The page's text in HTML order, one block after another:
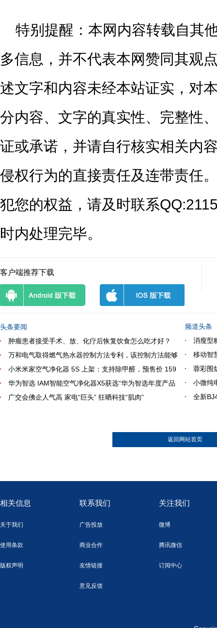
特别提醒： 本网内容转载自其
多信息，并不代表本网赞同其观
述文字和内容未经本站证实，对
分内容、文字的真实性、完整性
证或承诺，并请自行核实相关内
侵权行为的直接责任及连带责任
犯您的权益，请及时联系
时内处理完毕。
客户端推荐下载
头条要闻
肿瘤患者接受手术、放、化疗后恢复饮食怎么吃才好？
万和电气取得燃气热水器控制方法专利，该控制方法能够
小米米家空气净化器 5S 上架：支持除甲醛，预售价 159
华为智选 IAM智能空气净化器X5获选“华为智选年度产品
广交会佛企人气高 家电“巨头” 狂晒科技“肌肉”
频道头条
消瘦型
移动智
蓉彩围
小微纯
全新
返回网站首页
相关信息
关于我们
使用条款
版权声明
联系我们
广告投放
商业合作
友情链接
意见反馈
关注我们
微博
腾讯微信
订阅中心